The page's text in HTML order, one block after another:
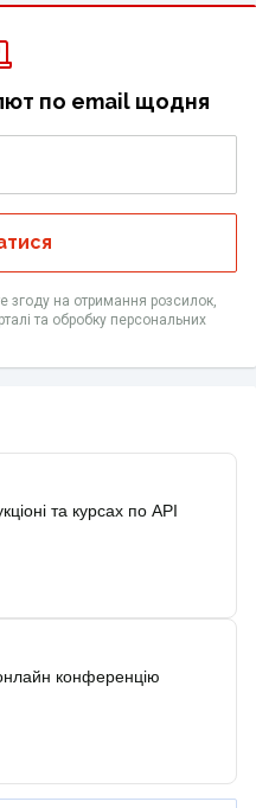
по email щодня
згоду на отримання розсилок,
та обробку персональних
та курсах по API
конференцію